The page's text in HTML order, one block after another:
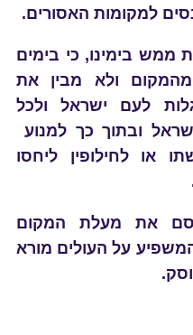
למקומות האסורים.
ממש בימינו, כי בימים
ולא מבין את
לעם ישראל ולכל
ובתוך כך למנוע
או לחילופין ליחסו
את מעלת המקום
על העולים מורא
.